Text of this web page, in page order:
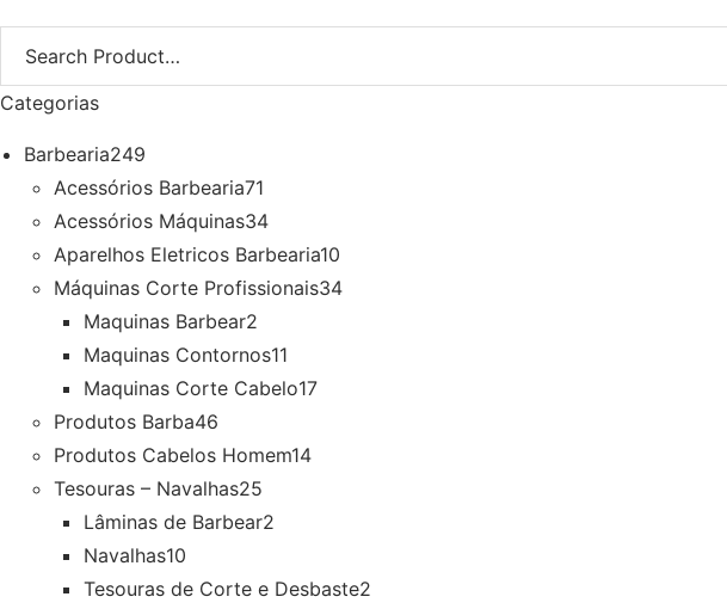
Categorias
Barbearia249
Acessórios Barbearia71
Acessórios Máquinas34
Aparelhos Eletricos Barbearia10
Máquinas Corte Profissionais34
Maquinas Barbear2
Maquinas Contornos11
Maquinas Corte Cabelo17
Produtos Barba46
Produtos Cabelos Homem14
Tesouras – Navalhas25
Lâminas de Barbear2
Navalhas10
Tesouras de Corte e Desbaste2